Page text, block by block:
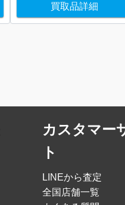
買取品詳細
カスタマー
ト
LINEから査定
全国店舗一覧